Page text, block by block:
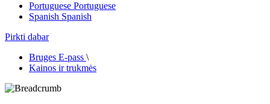
Portuguese Portuguese
Spanish Spanish
Pirkti dabar
Bruges E-pass \
Kainos ir trukmės